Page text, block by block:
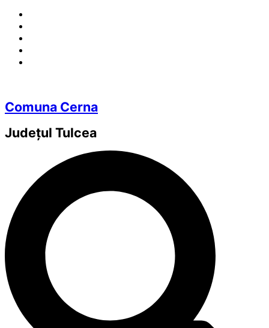
Comuna Cerna
Județul Tulcea